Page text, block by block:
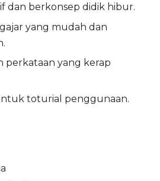
dan berkonsep didik hibur.
yang mudah dan
perkataan yang kerap
toturial penggunaan.